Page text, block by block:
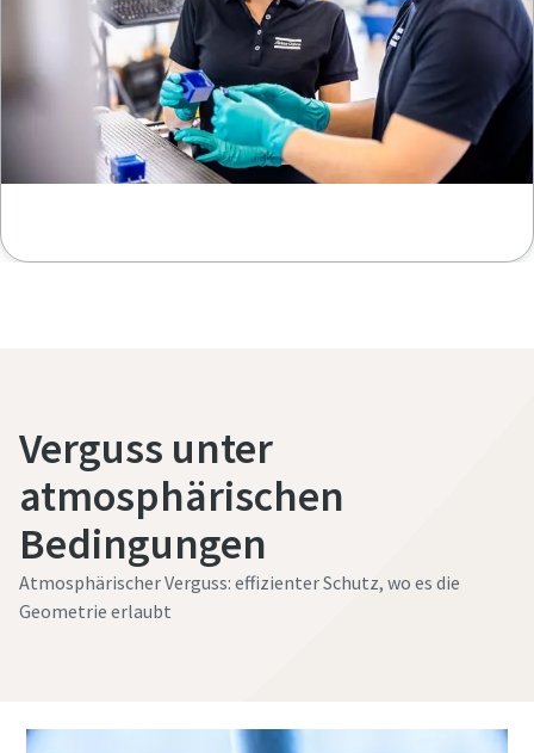
Verguss unter
atmosphärischen
Bedingungen
Atmosphärischer Verguss: effizienter Schutz, wo es die
Geometrie erlaubt